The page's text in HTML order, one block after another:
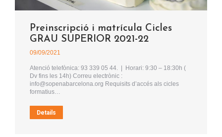
Preinscripció i matrícula Cicles
GRAU SUPERIOR 2021-22
09/09/2021
Atenció telefònica: 93 339 05 44. | Horari: 9:30 – 18:30h (
Dv fins les 14h) Correu electrònic :
info@sopenabarcelona.org Requisits d’accés als cicles
formatius…
Details